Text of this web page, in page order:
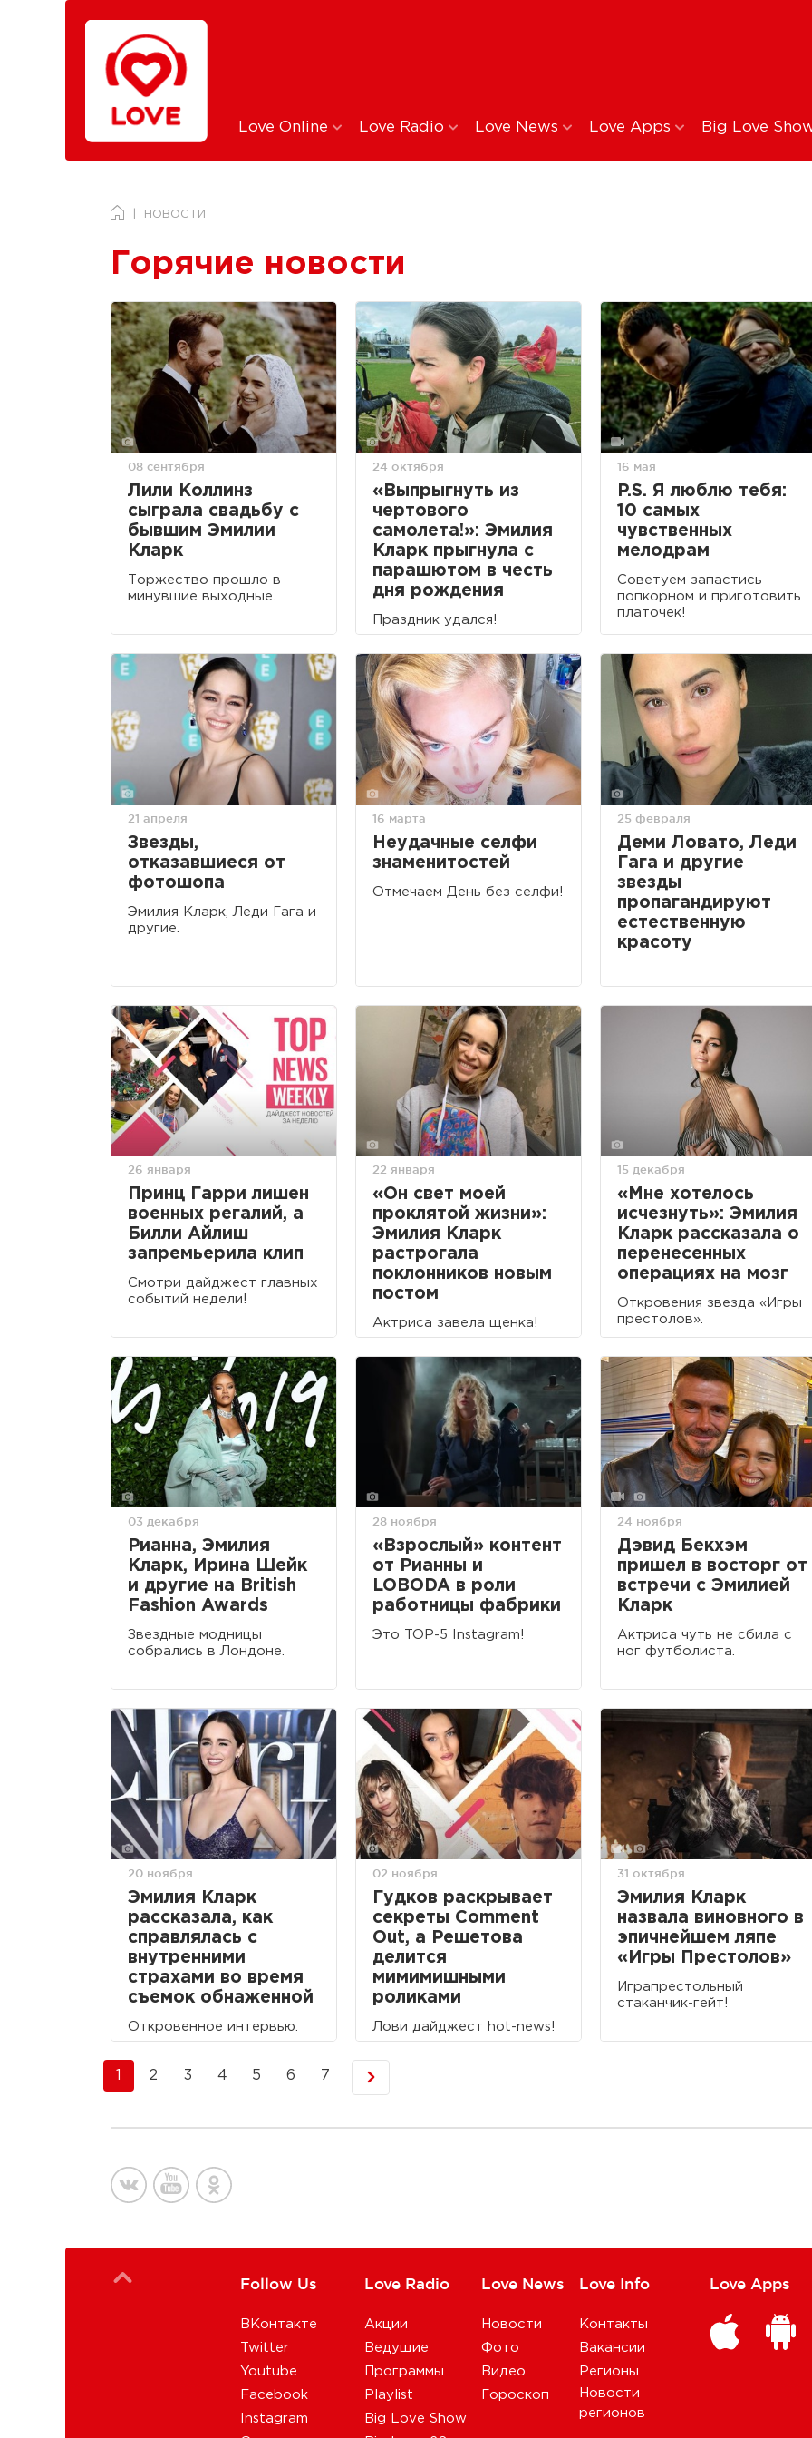
Love Online Love Radio Love News Love Apps Big Love
НОВОСТИ
Горячие новости
08 сентября
Лили Коллинз
сыграла свадьбу с
бывшим Эмилии
Кларк
Торжество прошло в
минувшие выходные.
24 октября
«Выпрыгнуть из
чертового
самолета!»: Эмилия
Кларк прыгнула с
парашютом в честь
дня рождения
Праздник удался!
16 мая
P.S. Я люблю тебя:
10 самых
чувственных
мелодрам
Советуем запастись
попкорном и приготовить
платочек!
21 апреля
Звезды,
отказавшиеся от
фотошопа
Эмилия Кларк, Леди Гага и
другие.
16 марта
Неудачные селфи
знаменитостей
Отмечаем День без селфи!
25 февраля
Деми Ловато, Леди
Гага и другие
звезды
пропагандируют
естественную
красоту
26 января
Принц Гарри лишен
военных регалий, а
Билли Айлиш
запремьерила клип
Смотри дайджест главных
событий недели!
22 января
«Он свет моей
проклятой жизни»:
Эмилия Кларк
растрогала
поклонников новым
постом
Актриса завела щенка!
15 декабря
«Мне хотелось
исчезнуть»: Эмилия
Кларк рассказала о
перенесенных
операциях на мозг
Откровения звезда «Игры
престолов».
03 декабря
Рианна, Эмилия
Кларк, Ирина Шейк
и другие на British
Fashion Awards
Звездные модницы
собрались в Лондоне.
28 ноября
«Взрослый» контент
от Рианны и
LOBODA в роли
работницы фабрики
Это TOP-5 Instagram!
24 ноября
Дэвид Бекхэм
пришел в восторг от
встречи с Эмилией
Кларк
Актриса чуть не сбила с
ног футболиста.
20 ноября
Эмилия Кларк
рассказала, как
справлялась с
внутренними
страхами во время
съемок обнаженной
Откровенное интервью.
02 ноября
Гудков раскрывает
секреты Comment
Out, а Решетова
делится
мимимишными
роликами
Лови дайджест hot-news!
31 октября
Эмилия Кларк
назвала виновного в
эпичнейшем ляпе
«Игры Престолов»
Играпрестольный
стаканчик-гейт!
2 3 4 5 6 7
Follow Us
ВКонтакте
Twitter
Youtube
Facebook
Instagram
Love Radio
Акции
Ведущие
Программы
Playlist
Big Love Show
Love News
Новости
Фото
Видео
Гороскоп
Love Info
Контакты
Вакансии
Регионы
Новости
регионов
Love Apps